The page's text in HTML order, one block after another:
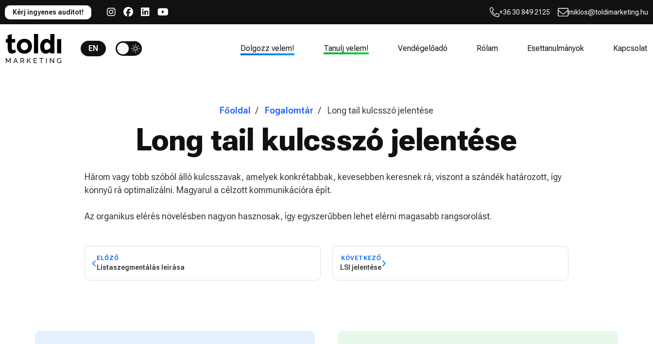
Kérj ingyenes auditot! +36 30 849 2125 miklos@toldimarketing.hu
EN Dolgozz velem! Tanulj velem! Vendégelőadó Rólam Esettanulmányok Kapcsolat
Főoldal Fogalomtár Long tail kulcsszó jelentése
Long tail kulcsszó jelentése
Három vagy több szóból álló kulcsszavak, amelyek konkrétabbak, kevesebben keresnek rá, viszont a szándék határozott, így
könnyű rá optimalizálni. Magyarul a célzott kommunikációra épít.
Az organikus elérés növelésben nagyon hasznosak, így egyszerűbben lehet elérni magasabb rangsorolást.
ELŐZŐ
Listaszegmentálás leírása
KÖVETKEZŐ
LSI jelentése